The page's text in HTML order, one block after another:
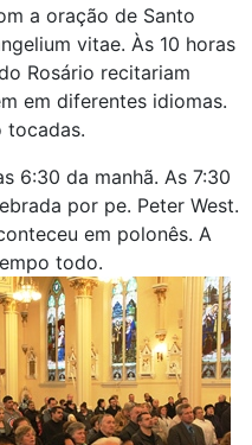
a oração de Santo
vitae. Às 10 horas
Rosário recitariam
em diferentes idiomas.
tocadas.
6:30 da manhã. As 7:30
por pe. Peter West.
em polonês. A
todo.